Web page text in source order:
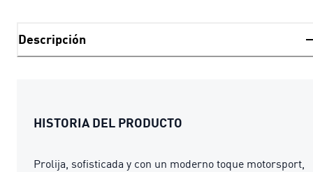
Descripción
HISTORIA DEL PRODUCTO
Prolija, sofisticada y con un moderno toque motorsport,